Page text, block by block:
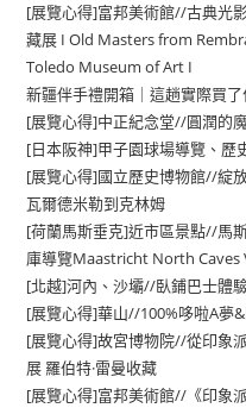
[展覽心得]富邦美術館//古典光
藏展 I Old Masters from
Toledo Museum of Art I
新疆伴手禮開箱｜這趟實際買
[展覽心得]中正紀念堂//圓潤的
[日本阪神]甲子園球場導覽、歷
[展覽心得]國立歷史博物館//綻
瓦爾德米勒到克林姆
[荷蘭馬斯垂克]近市區景點//馬
庫導覽Maastricht North Caves
[北越]河內、沙壩//臥鋪巴士體
[展覽心得]華山//100%哆啦A夢
[展覽心得]故宮博物院//從印象
展 羅伯特·雷曼收藏
[展覽心得]富邦美術館//《印象